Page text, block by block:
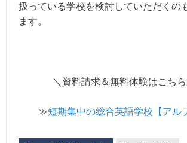
扱っている学校を検討していただくの
ます。
＼資料請求＆無料体験はこち
≫短期集中の総合英語学校【アル